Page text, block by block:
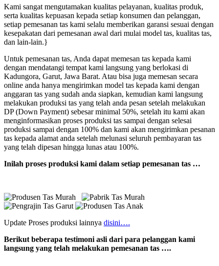
Kami sangat mengutamakan kualitas pelayanan, kualitas produk,
serta kualitas kepuasan kepada setiap konsumen dan pelanggan,
setiap pemesanan tas kami selalu memberikan garansi sesuai dengan
kesepakatan dari pemesanan awal dari mulai model tas, kualitas tas,
dan lain-lain.}
Untuk pemesanan tas, Anda dapat memesan tas kepada kami
dengan mendatangi tempat kami langsung yang berlokasi di
Kadungora, Garut, Jawa Barat. Atau bisa juga memesan secara
online anda hanya mengirimkan model tas kepada kami dengan
anggaran tas yang sudah anda siapkan, kemudian kami langsung
melakukan produksi tas yang telah anda pesan setelah melakukan
DP (Down Payment) sebesar minimal 50%, setelah itu kami akan
menginformasikan proses produksi tas sampai dengan selesai
produksi sampai dengan 100% dan kami akan mengirimkan pesanan
tas kepada alamat anda setelah melunasi seluruh pembayaran tas
yang telah dipesan hingga lunas atau 100%.
Inilah proses produksi kami dalam setiap pemesanan tas …
Update Proses produksi lainnya disini….
Berikut beberapa testimoni asli dari para pelanggan kami
langsung yang telah melakukan pemesanan tas ….